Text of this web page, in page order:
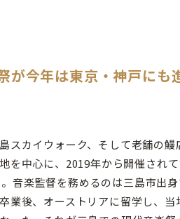
今年は東京・神戸にも
カイウォーク、そして老舗の鰻
を中心に、2019年から開催され
。音楽監督を務めるのは三島市出
業後、オーストリアに留学し、